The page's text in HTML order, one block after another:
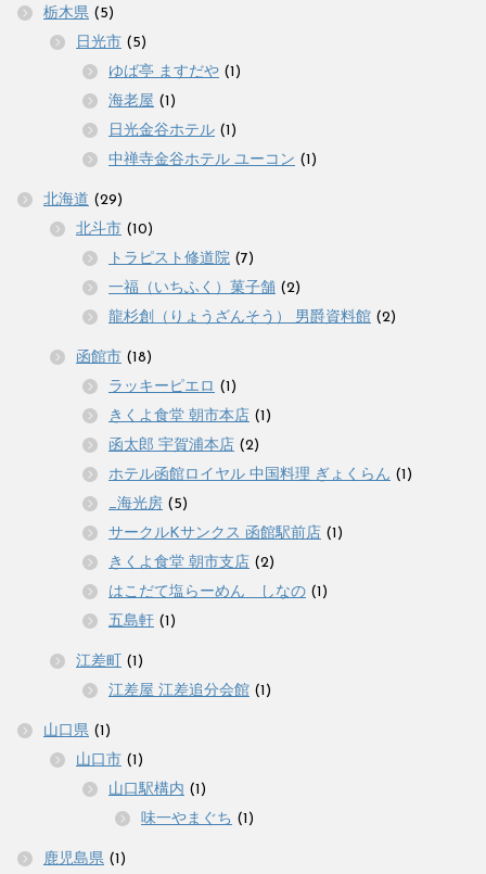
栃木県 (5)
日光市 (5)
ゆば亭 ますだや (1)
海老屋 (1)
日光金谷ホテル (1)
中禅寺金谷ホテル ユーコン (1)
北海道 (29)
北斗市 (10)
トラピスト修道院 (7)
一福（いちふく）菓子舗 (2)
龍杉創（りょうざんそう） 男爵資料館 (2)
函館市 (18)
ラッキーピエロ (1)
きくよ食堂 朝市本店 (1)
函太郎 宇賀浦本店 (2)
ホテル函館ロイヤル 中国料理 ぎょくらん (1)
_海光房 (5)
サークルKサンクス 函館駅前店 (1)
きくよ食堂 朝市支店 (2)
はこだて塩らーめん しなの (1)
五島軒 (1)
江差町 (1)
江差屋 江差追分会館 (1)
山口県 (1)
山口市 (1)
山口駅構内 (1)
味一やまぐち (1)
鹿児島県 (1)